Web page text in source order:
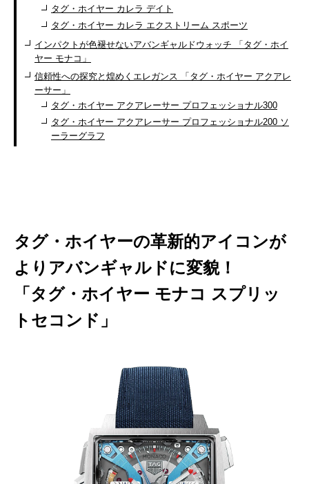
タグ・ホイヤー カレラ デイト
タグ・ホイヤー カレラ エクストリーム スポーツ
インパクトが色褪せないアバンギャルドウォッチ 「タグ・ホイ
ヤー モナコ」
信頼性への探究と煌めくエレガンス 「タグ・ホイヤー アクアレ
ーサー」
タグ・ホイヤー アクアレーサー プロフェッショナル300
タグ・ホイヤー アクアレーサー プロフェッショナル200 ソ
ーラーグラフ
タグ・ホイヤーの革新的アイコンが
よりアバンギャルドに変貌！
「タグ・ホイヤー モナコ スプリッ
トセコンド」